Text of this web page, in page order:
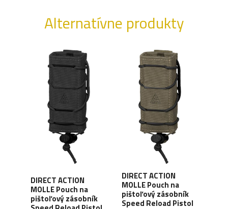
Alternatívne produkty
DIRECT ACTION
MOLLE Pouch na
pištoľový zásobník
DIRECT ACTION
MOLLE Pouch na
pištoľový zásobník
Speed Reload Pistol